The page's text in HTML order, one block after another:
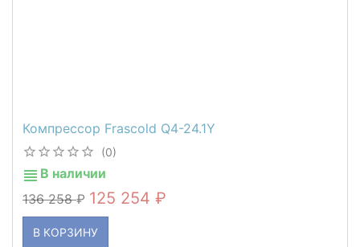
Компрессор Frascold Q4-24.1Y
(0)
В наличии
136 258
125 254
В КОРЗИНУ